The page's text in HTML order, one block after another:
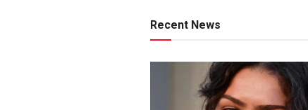
Recent News